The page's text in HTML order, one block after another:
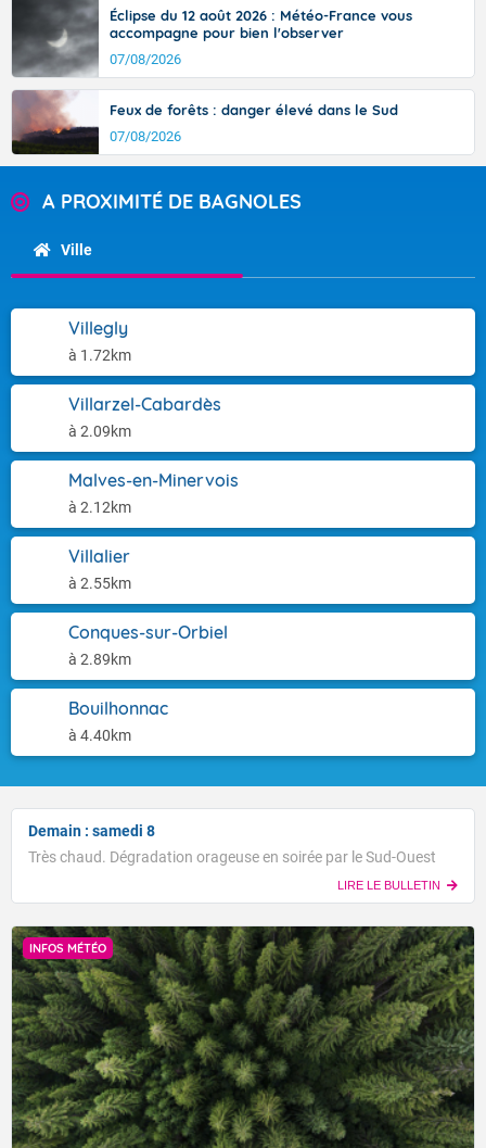
Éclipse du 12 août 2026 : Météo-France vous
accompagne pour bien l'observer
07/08/2026
Feux de forêts : danger élevé dans le Sud
07/08/2026
A PROXIMITÉ DE BAGNOLES
Ville
Villegly
à 1.72km
Villarzel-Cabardès
à 2.09km
Malves-en-Minervois
à 2.12km
Villalier
à 2.55km
Conques-sur-Orbiel
à 2.89km
Bouilhonnac
à 4.40km
Demain : samedi 8
Très chaud. Dégradation orageuse en soirée par le Sud-Ouest
LIRE LE BULLETIN
INFOS MÉTÉO